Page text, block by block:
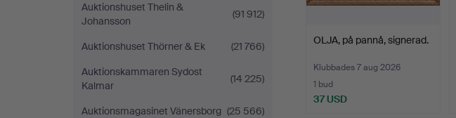
Auktionshuset Thelin &
Johansson
(91 912)
Auktionshuset Thörner & Ek
(21 766)
Auktionskammaren Sydost
Kalmar
(14 225)
Auktionsmagasinet Vänersborg (25 566)
OLJA, på pannå, signerad.
Klubbades 7 aug 2026
1 bud
37 USD